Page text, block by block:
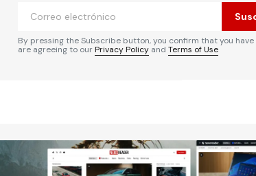
By pressing the Subscribe button, you confirm that you
are agreeing to ourPrivacy Policy and Terms of Use